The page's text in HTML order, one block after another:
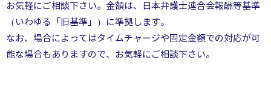
お気軽にご相談下さい。金額は、日本弁護士連合会報酬等基準
（いわゆる「旧基準」）に準拠します。
なお、場合によってはタイムチャージや固定金額での対応が可
能な場合もありますので、お気軽にご相談下さい。